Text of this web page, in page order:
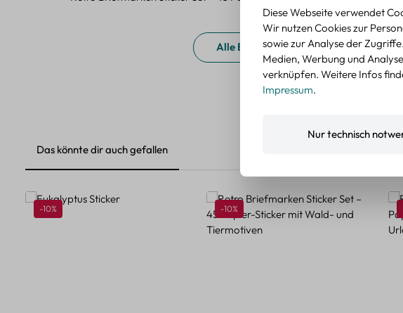
Alle Bewertungen anzeigen
Das könnte dir auch gefallen
Produktgalerie überspringen
Rabatt
-10% Rabatt
-10%
Diese Webseite verwendet
Wir nutzen Cookies zur
sowie zur Analyse der
Medien, Werbung und
verknüpfen. Weitere Infos
Impressum.
Nur technisch